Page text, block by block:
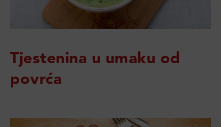
Tjestenina u umaku od
povrća